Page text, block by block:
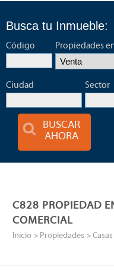
Busca tu Inmueble:
Código Propiedades
Ciudad Sector
BUSCAR
AHORA
C828 PROPIEDAD
COMERCIAL
Inicio > Propiedades >Casas